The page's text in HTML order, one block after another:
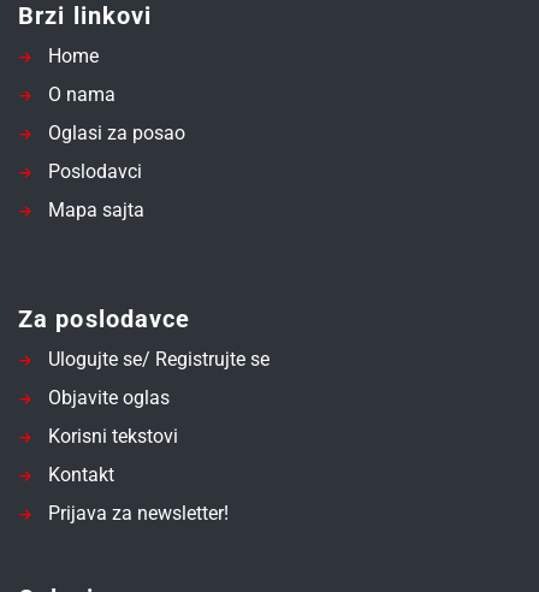
Brzi linkovi
Home
O nama
Oglasi za posao
Poslodavci
Mapa sajta
Za poslodavce
Ulogujte se/ Registrujte se
Objavite oglas
Korisni tekstovi
Kontakt
Prijava za newsletter!